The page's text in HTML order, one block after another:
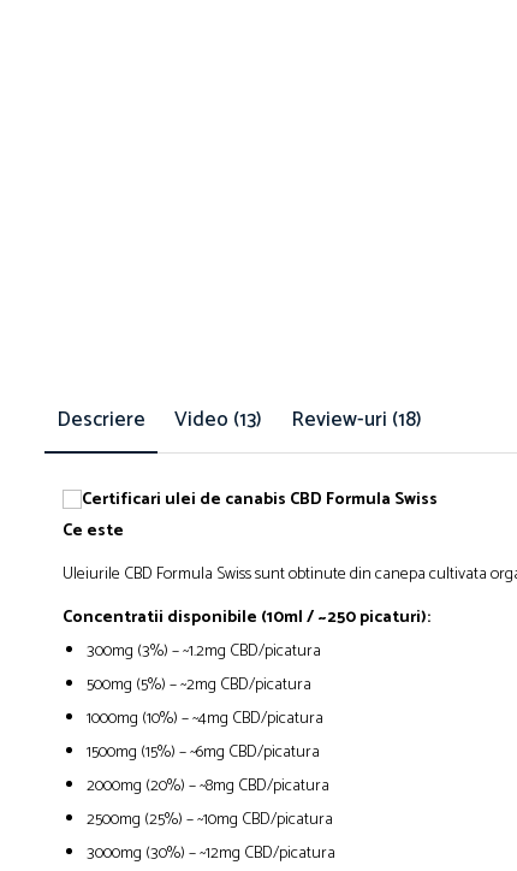
Descriere Video (13) Review-uri (18)
Ce este
Uleiurile CBD Formula Swiss sunt obtinute din canepa cultivata
Concentratii disponibile (10ml / ~250 picaturi):
300mg (3%) – ~1.2mg CBD/picatura
500mg (5%) – ~2mg CBD/picatura
1000mg (10%) – ~4mg CBD/picatura
1500mg (15%) – ~6mg CBD/picatura
2000mg (20%) – ~8mg CBD/picatura
2500mg (25%) – ~10mg CBD/picatura
3000mg (30%) – ~12mg CBD/picatura